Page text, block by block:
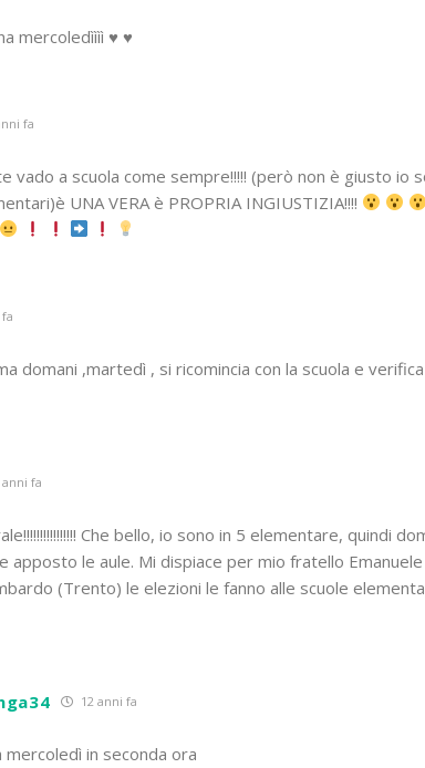
mercoledìììì ♥ ♥
fa
vado a scuola come sempre!!!!! (però non è giusto io
UNA VERA è PROPRIA INGIUSTIZIA!!!!
domani ,martedì , si ricomincia con la scuola e
anni fa
Che bello, io sono in 5 elementare, quindi
apposto le aule. Mi dispiace per mio fratello
(Trento) le elezioni le fanno alle scuole
12 anni fa
in seconda ora